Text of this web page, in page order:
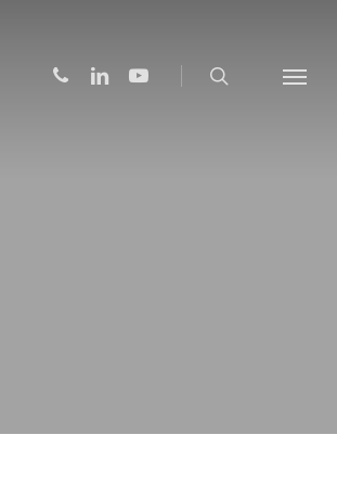
Menu
linkedin youtube
phone